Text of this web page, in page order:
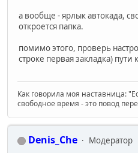
а вообще - ярлык автокада,
откроется папка.
помимо этого, проверь
строке первая закладка) пути
Как говорила моя наставница:
свободное время - это повод
Denis_Che
Модератор